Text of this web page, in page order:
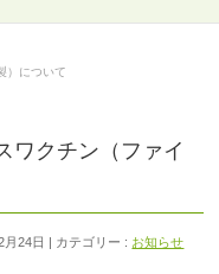
）について
ワクチン（ファイ
月24日 カテゴリー : お知らせ